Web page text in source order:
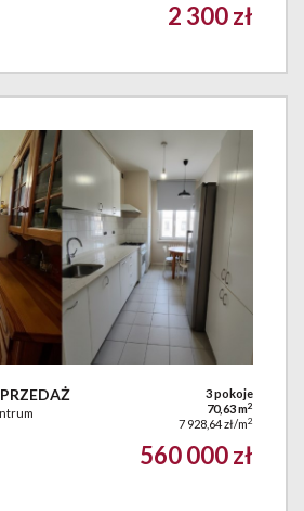
2 300 zł
3 pokoje
70,63 m2
7 928,64 zł/m2
560 000 zł